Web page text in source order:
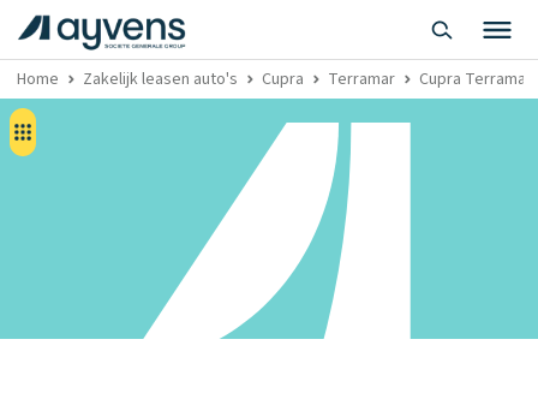
Home Zakelijk leasen auto's Cupra Terramar Cupra